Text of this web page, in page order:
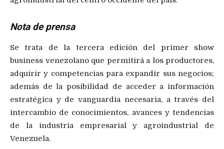
Nota de prensa
Se trata de la tercera edición del primer show
business venezolano que permitirá a los productores,
adquirir y competencias para expandir sus negocios;
además de la posibilidad de acceder a información
estratégica y de vanguardia necesaria, a través del
intercambio de conocimientos, avances y tendencias
de la industria empresarial y agroindustrial de
Venezuela.